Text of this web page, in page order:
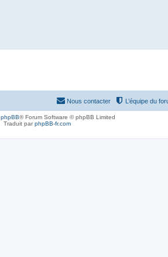
L’équipe du
Nous contacter
phpBB® Forum Software © phpBB Limited
Traduit parphpBB-fr.com